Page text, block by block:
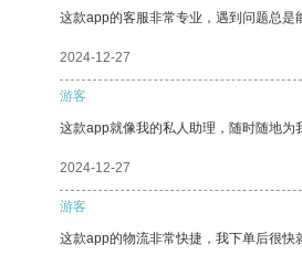
这款app的客服非常专业，遇到问题总是
2024-12-27
游客
这款app就像我的私人助理，随时随地为
2024-12-27
游客
这款app的物流非常快捷，我下单后很快